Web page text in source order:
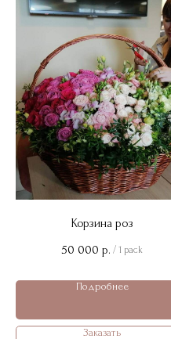
Корзина роз
50 000 р. / 1 pack
Подробнее
Заказать